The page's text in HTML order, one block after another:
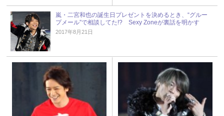
嵐・二宮和也の誕生日プレゼントを決めるとき、“グルー
プメール”で相談してた!? Sexy Zoneが裏話を明かす
2017年8月21日